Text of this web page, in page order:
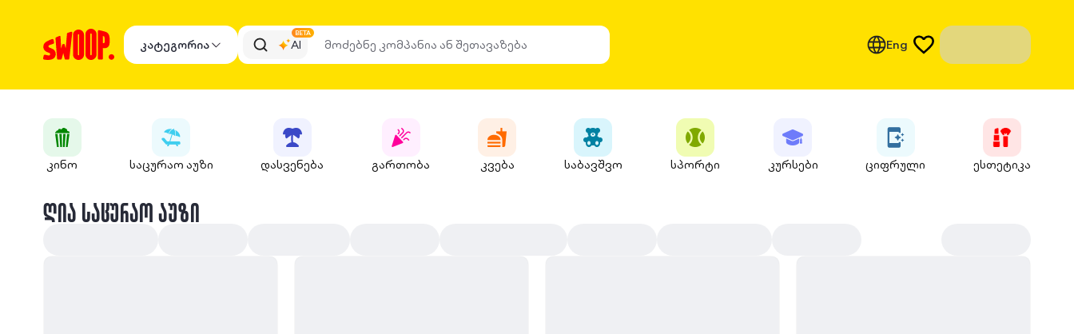
კატეგორია AI
BETA
Eng
კინო საცურაო აუზი დასვენება გართობა კვება საბავშვო სპორტი კურსები ციფრული ესთეტიკა
ᲦᲘᲐ ᲡᲐᲪᲣᲠᲐᲝ ᲐᲣᲖᲘ